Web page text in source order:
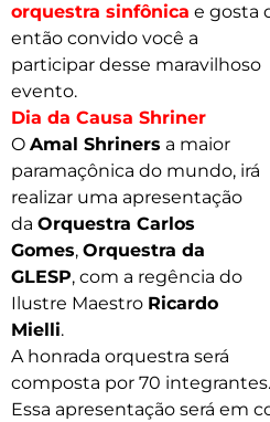
orquestra sinfônica e gosta
então convido você a
participar desse maravilhoso
evento.
Dia da Causa Shriner
O Amal Shriners a maior
paramaçônica do mundo, irá
realizar uma apresentação
da Orquestra Carlos
Gomes, Orquestra da
GLESP, com a regência do
Ilustre Maestro Ricardo
Mielli.
A honrada orquestra será
composta por 70 integrantes.
Essa apresentação será em